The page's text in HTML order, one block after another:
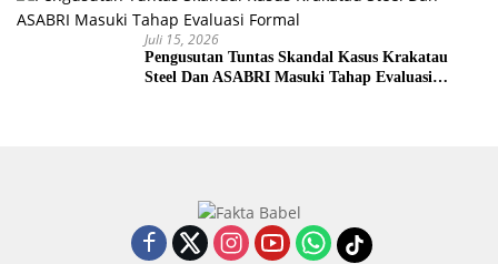
Juli 15, 2026
Pengusutan Tuntas Skandal Kasus Krakatau
Steel Dan ASABRI Masuki Tahap Evaluasi